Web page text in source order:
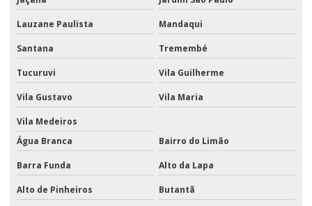
Montagem de display em pdv
Montagem de kits
Montagem de kits para empresas
Montagem de kits para eventos
Montagem de kits logística
Montagem de kits promocionais
Montagem promocional
Lauzane Paulista Mandaqui
Santana Tremembé
Tucuruvi Vila Guilherme
Vila Gustavo Vila Maria
Vila Medeiros
Água Branca
Bairro do Limão
Barra Funda Alto da Lapa
Alto de Pinheiros Butantã